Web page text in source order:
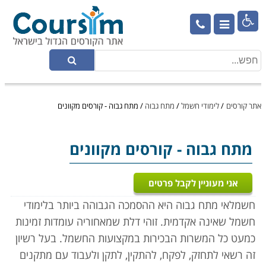

אתר קורסים /לימודי חשמל/ מתח גבוה / מתח גבוה - קורסים מקוונים
מתח גבוה - קורסים מקוונים
אני מעוניין לקבל פרטים
חשמלאי מתח גבוה היא ההסמכה הגבוהה ביותר בלימודי
חשמל שאינה אקדמית. זוהי דלת שמאחוריה עומדות זמינות
כמעט כל המשרות הבכירות במקצועות החשמל. בעל רשיון
זה רשאי לתחזק, לפקח, להתקין, לתקן ולעבוד עם מתקנים